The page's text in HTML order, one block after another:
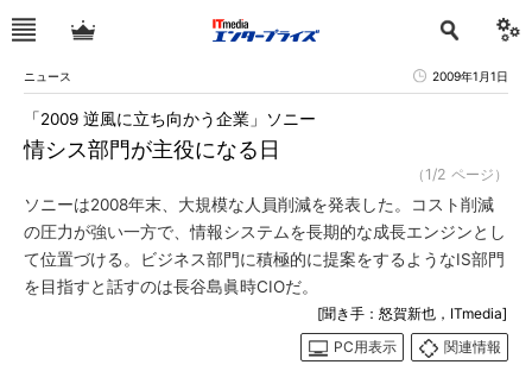
ニュース 2009年1月1日
情シス部門が主役になる日
「2009 逆風に立ち向かう企業」ソニー
（1/2 ページ）
ソニーは2008年末、大規模な人員削減を発表した。コスト削減
の圧力が強い一方で、情報システムを長期的な成長エンジンとし
て位置づける。ビジネス部門に積極的に提案をするようなIS部門
を目指すと話すのは長谷島眞時CIOだ。
[聞き手：怒賀新也，ITmedia]
PC用表示
関連情報